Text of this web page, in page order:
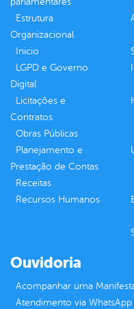
Estrutura
Organizacional
Inicio
LGPD e Governo
Digital
Licitações e
Contratos
Obras Públicas
Planejamento e
Prestação de Contas
Receitas
Recursos Humanos
Ouvidoria
Acompanhar uma
Atendimento via WhatsApp